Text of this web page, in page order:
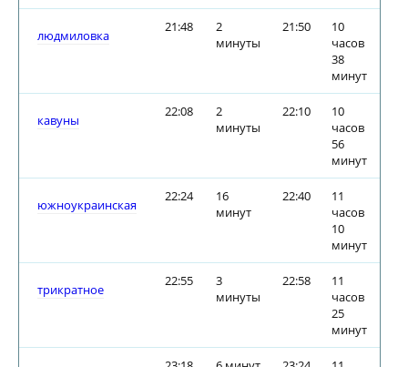
людмиловка
21:48
2
минуты
21:50
10
часов
38
минут
кавуны
22:08
2
минуты
22:10
10
часов
56
минут
южноукраинская
22:24
16
минут
22:40
11
часов
10
минут
трикратное
22:55
3
минуты
22:58
11
часов
25
минут